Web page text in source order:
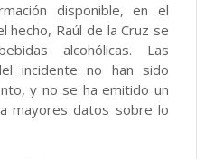
disponible, en el
hecho, Raúl de la Cruz se
alcohólicas. Las
incidente no han sido
y no se ha emitido un
mayores datos sobre lo